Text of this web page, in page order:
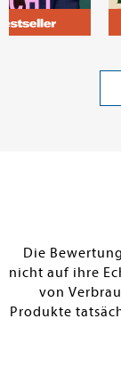
Die
nicht auf ihre
von
Produkte